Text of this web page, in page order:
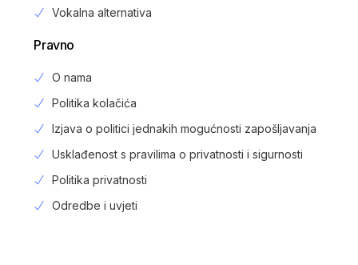
Vokalna alternativa
Pravno
O nama
Politika kolačića
Izjava o politici jednakih mogućnosti zapošljavanja
Usklađenost s pravilima o privatnosti i sigurnosti
Politika privatnosti
Odredbe i uvjeti